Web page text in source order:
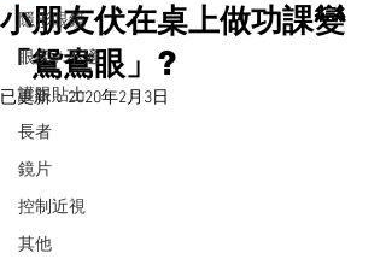
隱形眼鏡
眼疾 / 不適
護眼貼士
長者
鏡片
控制近視
其他
小朋友伏在桌上做功課變
「鴛鴦眼」?
已更新：2020年2月3日